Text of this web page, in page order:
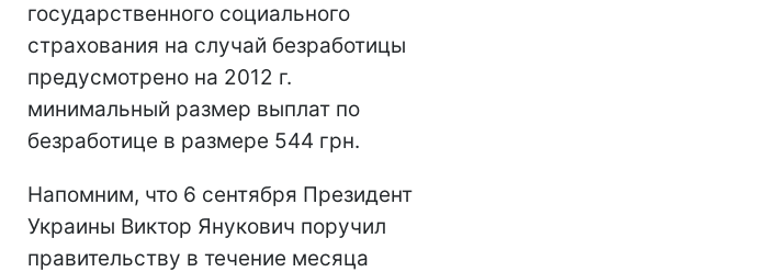
государственного социального
страхования на случай безработицы
предусмотрено на 2012 г.
минимальный размер выплат по
безработице в размере 544 грн.
Напомним, что 6 сентября Президент
Украины Виктор Янукович поручил
правительству в течение месяца